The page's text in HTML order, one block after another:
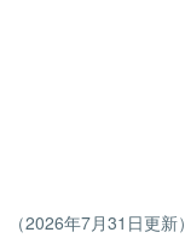
2026年7月31日更新）